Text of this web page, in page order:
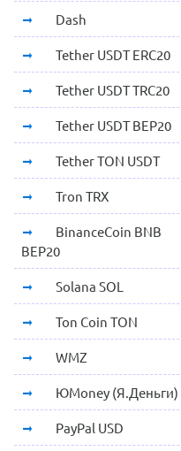
Dash
Tether USDT ERC20
Tether USDT TRC20
Tether USDT BEP20
Tether TON USDT
Tron TRX
BinanceCoin BNB
BEP20
Solana SOL
Ton Coin TON
WMZ
ЮMoney (Я.Деньги)
PayPal USD